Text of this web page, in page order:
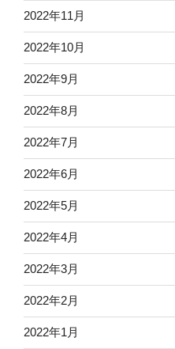
2022年11月
2022年10月
2022年9月
2022年8月
2022年7月
2022年6月
2022年5月
2022年4月
2022年3月
2022年2月
2022年1月